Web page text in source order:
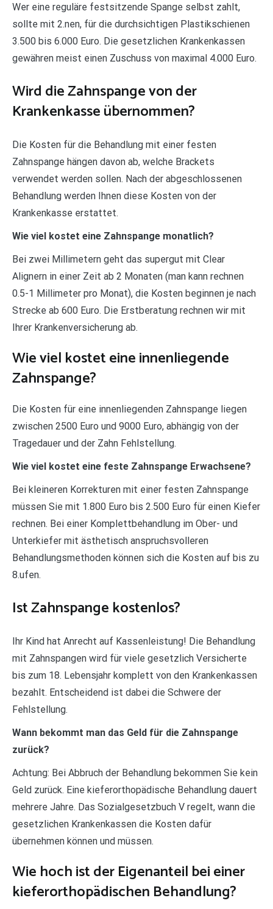
Wer eine reguläre festsitzende Spange selbst zahlt,
sollte mit 2.nen, für die durchsichtigen Plastikschienen
3.500 bis 6.000 Euro. Die gesetzlichen Krankenkassen
gewähren meist einen Zuschuss von maximal 4.000 Euro.
Wird die Zahnspange von der
Krankenkasse übernommen?
Die Kosten für die Behandlung mit einer festen
Zahnspange hängen davon ab, welche Brackets
verwendet werden sollen. Nach der abgeschlossenen
Behandlung werden Ihnen diese Kosten von der
Krankenkasse erstattet.
Wie viel kostet eine Zahnspange monatlich?
Bei zwei Millimetern geht das supergut mit Clear
Alignern in einer Zeit ab 2 Monaten (man kann rechnen
0.5-1 Millimeter pro Monat), die Kosten beginnen je nach
Strecke ab 600 Euro. Die Erstberatung rechnen wir mit
Ihrer Krankenversicherung ab.
Wie viel kostet eine innenliegende
Zahnspange?
Die Kosten für eine innenliegenden Zahnspange liegen
zwischen 2500 Euro und 9000 Euro, abhängig von der
Tragedauer und der Zahn Fehlstellung.
Wie viel kostet eine feste Zahnspange Erwachsene?
Bei kleineren Korrekturen mit einer festen Zahnspange
müssen Sie mit 1.800 Euro bis 2.500 Euro für einen Kiefer
rechnen. Bei einer Komplettbehandlung im Ober- und
Unterkiefer mit ästhetisch anspruchsvolleren
Behandlungsmethoden können sich die Kosten auf bis zu
8.ufen.
Ist Zahnspange kostenlos?
Ihr Kind hat Anrecht auf Kassenleistung! Die Behandlung
mit Zahnspangen wird für viele gesetzlich Versicherte
bis zum 18. Lebensjahr komplett von den Krankenkassen
bezahlt. Entscheidend ist dabei die Schwere der
Fehlstellung.
Wann bekommt man das Geld für die Zahnspange
zurück?
Achtung: Bei Abbruch der Behandlung bekommen Sie kein
Geld zurück. Eine kieferorthopädische Behandlung dauert
mehrere Jahre. Das Sozialgesetzbuch V regelt, wann die
gesetzlichen Krankenkassen die Kosten dafür
übernehmen können und müssen.
Wie hoch ist der Eigenanteil bei einer
kieferorthopädischen Behandlung?